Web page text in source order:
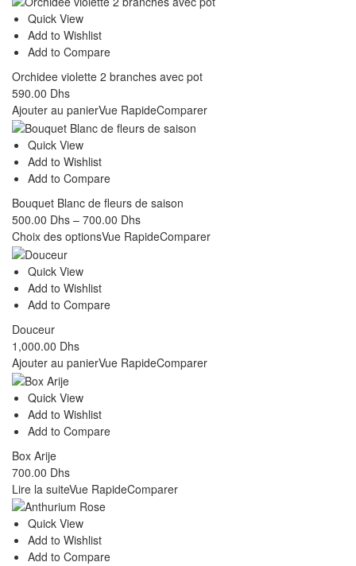
Quick View
Add to Wishlist
Add to Compare
Orchidee violette 2 branches avec pot
590.00 Dhs
Ajouter au panierVue RapideComparer
Quick View
Add to Wishlist
Add to Compare
Bouquet Blanc de fleurs de saison
500.00 Dhs – 700.00 Dhs
Choix des optionsVue RapideComparer
Quick View
Add to Wishlist
Add to Compare
Douceur
1,000.00 Dhs
Ajouter au panierVue RapideComparer
Quick View
Add to Wishlist
Add to Compare
Box Arije
700.00 Dhs
Lire la suiteVue RapideComparer
Quick View
Add to Wishlist
Add to Compare